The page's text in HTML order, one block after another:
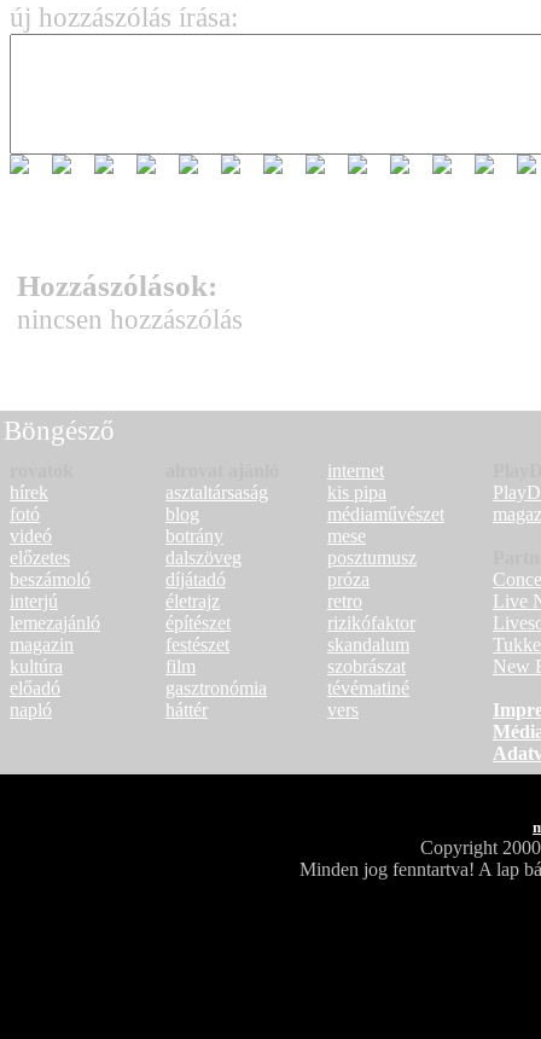
új hozzászólás írása:
Hozzászólások:
nincsen hozzászólás
Böngésző
hírek
fotó
videó
előzetes
beszámoló
interjú
lemezajánló
magazin
kultúra
előadó
napló
asztaltársaság
blog
botrány
dalszöveg
díjátadó
életrajz
építészet
festészet
film
gasztronómia
háttér
internet
kis pipa
médiaművészet
mese
posztumusz
próza
retro
rizikófaktor
skandalum
szobrászat
tévématiné
vers
Live
New
Copyright
Minden jog fenntartva! A lap